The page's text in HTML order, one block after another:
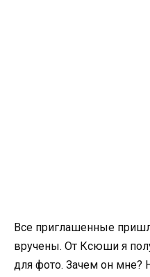
Все приглашенные
вручены. От Ксюши я
для фото. Зачем он мне?